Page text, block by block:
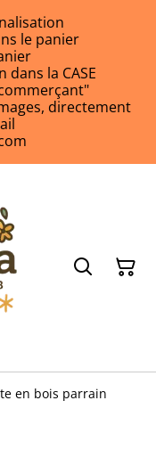
le panier
la CASE
directement
en bois parrain